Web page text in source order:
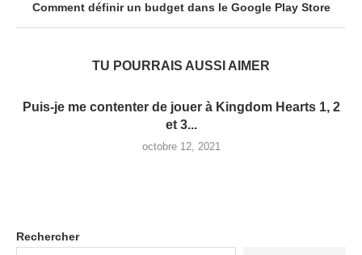
Comment définir un budget dans le Google Play Store
TU POURRAIS AUSSI AIMER
Puis-je me contenter de jouer à Kingdom Hearts 1, 2
et 3...
octobre 12, 2021
Rechercher